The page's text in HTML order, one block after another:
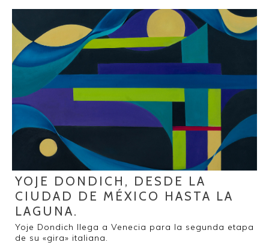
YOJE DONDICH, DESDE LA
CIUDAD DE MÉXICO HASTA LA
LAGUNA.
Yoje Dondich llega a Venecia para la segunda etapa
de su «gira» italiana.